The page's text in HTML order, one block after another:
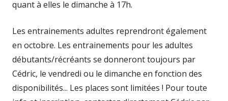
quant à elles le dimanche à 17h.
Les entrainements adultes reprendront également
en octobre. Les entrainements pour les adultes
débutants/récréants se donneront toujours par
Cédric, le vendredi ou le dimanche en fonction des
disponibilités... Les places sont limitées ! Pour toute